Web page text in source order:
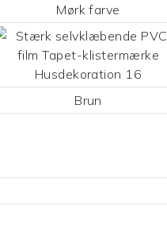
Mørk farve
Brun